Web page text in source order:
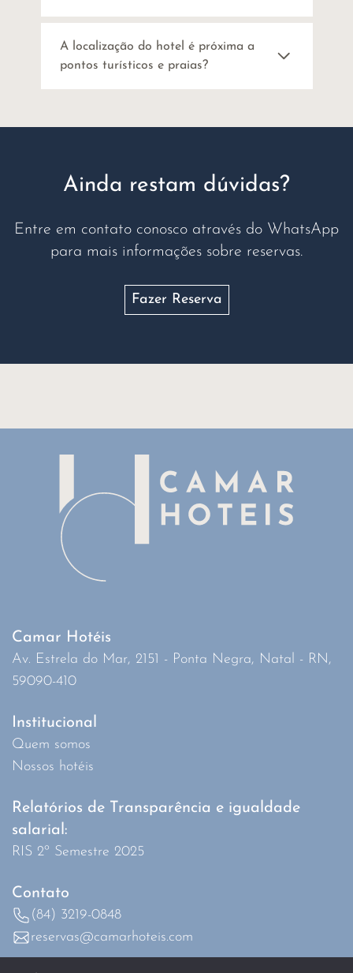
A localização do hotel é próxima a
pontos turísticos e praias?
Ainda restam dúvidas?
Entre em contato conosco através do WhatsApp
para mais informações sobre reservas.
Fazer Reserva
Camar Hotéis
Av. Estrela do Mar, 2151 - Ponta Negra, Natal - RN,
59090-410
Institucional
Quem somos
Nossos hotéis
Relatórios de Transparência e igualdade
salarial:
RIS 2º Semestre 2025
Contato
(84) 3219-0848
reservas@camarhoteis.com